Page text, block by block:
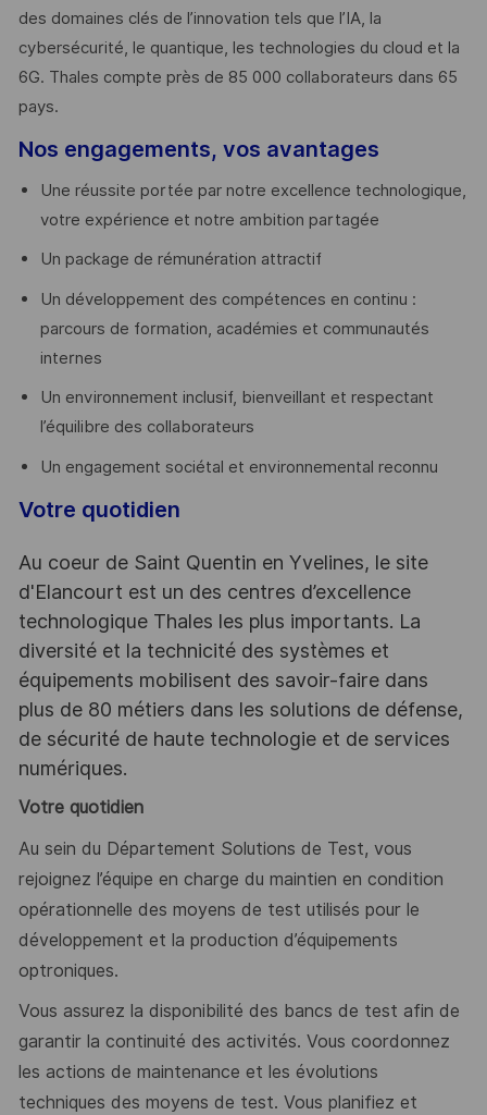
des domaines clés de l’innovation tels que l’IA, la
cybersécurité, le quantique, les technologies du cloud et la
6G. Thales compte près de 85 000 collaborateurs dans 65
pays. ​
Nos engagements, vos avantages
Une réussite portée par notre excellence technologique,
votre expérience et notre ambition partagée
Un package de rémunération attractif
Un développement des compétences en continu :
parcours de formation, académies et communautés
internes
Un environnement inclusif, bienveillant et respectant
l’équilibre des collaborateurs
Un engagement sociétal et environnemental reconnu
Votre quotidien
Au coeur de Saint Quentin en Yvelines, le site
d'Elancourt est un des centres d’excellence
technologique Thales les plus importants. La
diversité et la technicité des systèmes et
équipements mobilisent des savoir-faire dans
plus de 80 métiers dans les solutions de défense,
de sécurité de haute technologie et de services
numériques.
Votre quotidien
Au sein du Département Solutions de Test, vous
rejoignez l’équipe en charge du maintien en condition
opérationnelle des moyens de test utilisés pour le
développement et la production d’équipements
optroniques.
Vous assurez la disponibilité des bancs de test afin de
garantir la continuité des activités. Vous coordonnez
les actions de maintenance et les évolutions
techniques des moyens de test. Vous planifiez et